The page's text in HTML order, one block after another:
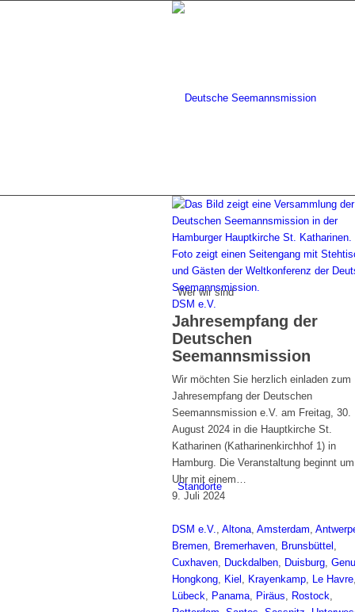
Wer wir sind
Standorte
DSM e.V.
Jahresempfang der
Deutschen
Seemannsmission
Wir möchten Sie herzlich einladen zum
Jahresempfang der Deutschen
Seemannsmission e.V. am Freitag, 30.
August 2024 in die Hauptkirche St.
Katharinen (Katharinenkirchhof 1) in
Hamburg. Die Veranstaltung beginnt
Uhr mit einem…
9. Juli 2024
DSM e.V., Altona, Amsterdam,
Bremen, Bremerhaven, Brunsbüttel ,
Cuxhaven, Duckdalben, Duisburg,
Hongkong, Kiel , Krayenkamp, Le Havre,
Lübeck, Panama, Piräus, Rostock,